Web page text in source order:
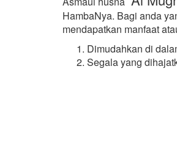
HambaNya. Bagi anda
mendapatkan manfaat
Dimudahkan di
Segala yang